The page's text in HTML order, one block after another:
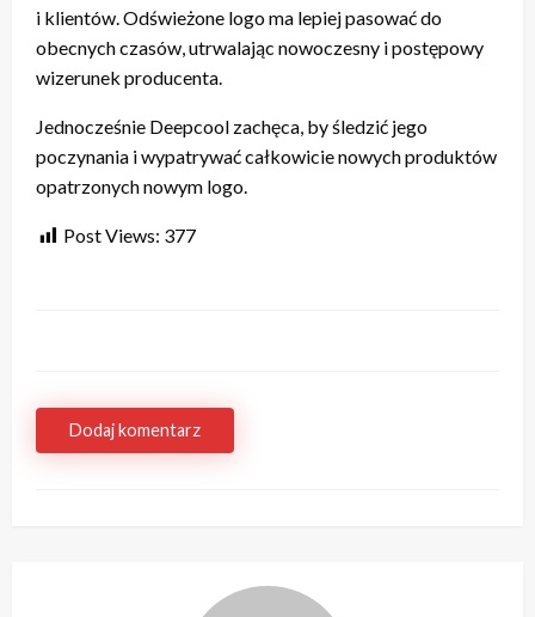
i klientów. Odświeżone logo ma lepiej pasować do
obecnych czasów, utrwalając nowoczesny i postępowy
wizerunek producenta.
Jednocześnie Deepcool zachęca, by śledzić jego
poczynania i wypatrywać całkowicie nowych produktów
opatrzonych nowym logo.
Post Views: 377
Dodaj komentarz